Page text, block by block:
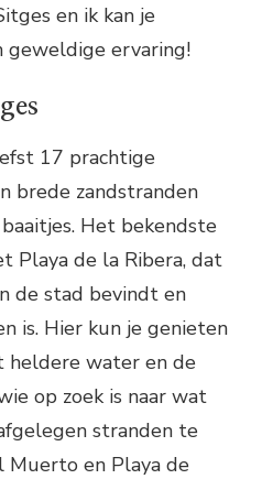
en ik kan je
geweldige ervaring!
17 prachtige
brede zandstranden
Het bekendste
Playa de la Ribera, dat
de stad bevindt en
is. Hier kun je genieten
heldere water en de
op zoek is naar wat
stranden te
Muerto en Playa de